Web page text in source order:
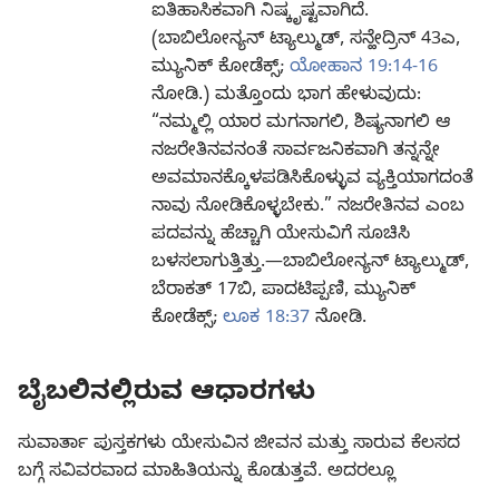
ಐತಿಹಾಸಿಕವಾಗಿ ನಿಷ್ಕೃಷ್ಟವಾಗಿದೆ.
(ಬಾಬಿಲೋನ್ಯನ್‌ ಟ್ಯಾಲ್ಮುಡ್‌, ಸನ್ಹೇದ್ರಿನ್‌ 43ಎ,
ಮ್ಯುನಿಕ್‌ ಕೋಡೆಕ್ಸ್‌; ಯೋಹಾನ 19:14-16
ನೋಡಿ.) ಮತ್ತೊಂದು ಭಾಗ ಹೇಳುವುದು:
“ನಮ್ಮಲ್ಲಿ ಯಾರ ಮಗನಾಗಲಿ, ಶಿಷ್ಯನಾಗಲಿ ಆ
ನಜರೇತಿನವನಂತೆ ಸಾರ್ವಜನಿಕವಾಗಿ ತನ್ನನ್ನೇ
ಅವಮಾನಕ್ಕೊಳಪಡಿಸಿಕೊಳ್ಳುವ ವ್ಯಕ್ತಿಯಾಗದಂತೆ
ನಾವು ನೋಡಿಕೊಳ್ಳಬೇಕು.” ನಜರೇತಿನವ ಎಂಬ
ಪದವನ್ನು ಹೆಚ್ಚಾಗಿ ಯೇಸುವಿಗೆ ಸೂಚಿಸಿ
ಬಳಸಲಾಗುತ್ತಿತ್ತು.—ಬಾಬಿಲೋನ್ಯನ್‌ ಟ್ಯಾಲ್ಮುಡ್‌,
ಬೆರಾಕತ್‌ 17ಬಿ, ಪಾದಟಿಪ್ಪಣಿ, ಮ್ಯುನಿಕ್‌
ಕೋಡೆಕ್ಸ್‌; ಲೂಕ 18:37 ನೋಡಿ.
ಬೈಬಲಿನಲ್ಲಿರುವ ಆಧಾರಗಳು
ಸುವಾರ್ತಾ ಪುಸ್ತಕಗಳು ಯೇಸುವಿನ ಜೀವನ ಮತ್ತು ಸಾರುವ ಕೆಲಸದ
ಬಗ್ಗೆ ಸವಿವರವಾದ ಮಾಹಿತಿಯನ್ನು ಕೊಡುತ್ತವೆ. ಅದರಲ್ಲೂ